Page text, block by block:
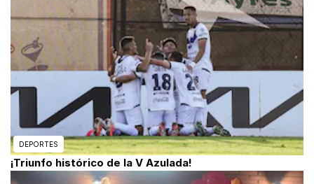
DEPORTES
¡Triunfo histórico de la V Azulada!